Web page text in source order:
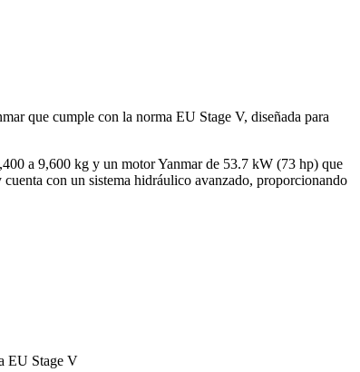
que cumple con la norma EU Stage V, diseñada para
a 9,600 kg y un motor Yanmar de 53.7 kW (73 hp) que
con un sistema hidráulico avanzado, proporcionando
EU Stage V